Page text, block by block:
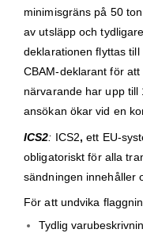
minimisgräns på 50
av utsläpp och
deklarationen flyttas
CBAM-deklarant för
närvarande har upp
ansökan ökar vid en
ICS2: ICS2,ett EU-
obligatoriskt för alla
sändningen innehåller
För att undvika
Tydlig